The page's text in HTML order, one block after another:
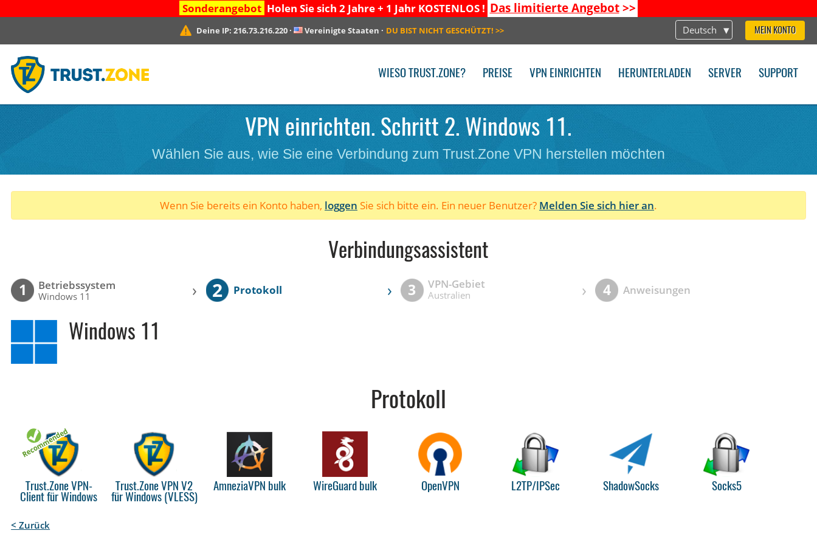
Sonderangebot Holen Sie sich 2 Jahre + 1 Jahr KOSTENLOS ! Das limitierte Angebot>>
Deutsch MEIN KONTO
Deine IP: 216.73.216.220· Vereinigte Staaten · DU BIST NICHT GESCHÜTZT! >>
WIESO TRUST.ZONE? PREISE VPN EINRICHTEN HERUNTERLADEN SERVER SUPPORT
VPN einrichten. Schritt 2. Windows 11.
Wählen Sie aus, wie Sie eine Verbindung zum Trust.Zone VPN herstellen möchten
Wenn Sie bereits ein Konto haben, loggen Sie sich bitte ein. Ein neuer Benutzer? Melden Sie sich hier an.
Verbindungsassistent
1 Betriebssystem
Windows 11 › 2 Protokoll › 3 VPN-Gebiet
Australien › 4 Anweisungen
Windows 11
Protokoll
Trust.Zone VPN-
Client für Windows
Trust.Zone VPN V2
für Windows (VLESS)
AmneziaVPN bulk WireGuard bulk OpenVPN L2TP/IPSec ShadowSocks Socks5
< Zurück